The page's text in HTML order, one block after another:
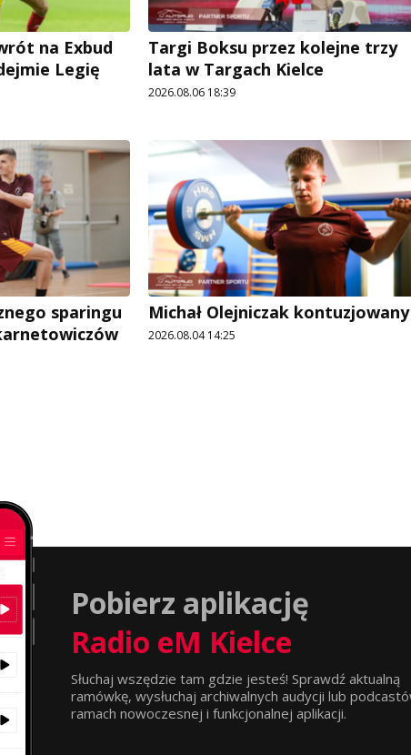
na Exbud
Legię
Targi Boksu przez kolejne trzy
lata w Targach Kielce
2026.08.06 18:39
sparingu
Michał Olejniczak kontuzjowany
2026.08.04 14:25
Pobierz aplikację
Radio eM Kielce
Słuchaj wszędzie tam gdzie jesteś! Sprawdź aktualną
ramówkę, wysłuchaj archiwalnych audycji lub
ramach nowoczesnej i funkcjonalnej aplikacji.